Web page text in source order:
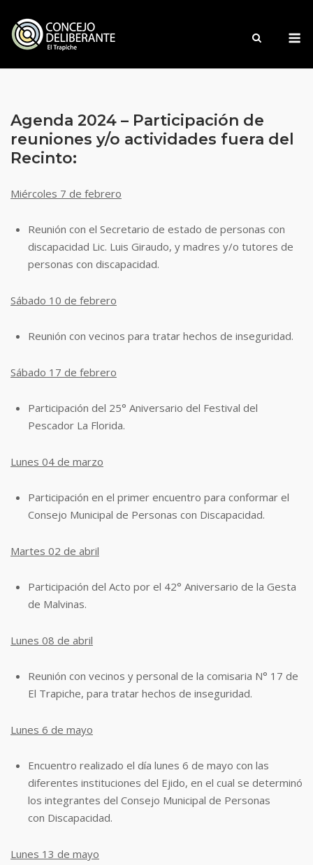
contenido
Agenda 2024 – Participación de
reuniones y/o actividades fuera del
Recinto:
Miércoles 7 de febrero
Reunión con el Secretario de estado de personas con
discapacidad Lic. Luis Giraudo, y madres y/o tutores de
personas con discapacidad.
Sábado 10 de febrero
Reunión con vecinos para tratar hechos de inseguridad.
Sábado 17 de febrero
Participación del 25° Aniversario del Festival del
Pescador La Florida.
Lunes 04 de marzo
Participación en el primer encuentro para conformar el
Consejo Municipal de Personas con Discapacidad.
Martes 02 de abril
Participación del Acto por el 42° Aniversario de la Gesta
de Malvinas.
Lunes 08 de abril
Reunión con vecinos y personal de la comisaria N° 17 de
El Trapiche, para tratar hechos de inseguridad.
Lunes 6 de mayo
Encuentro realizado el día lunes 6 de mayo con las
diferentes instituciones del Ejido, en el cual se determinó
los integrantes del Consejo Municipal de Personas
con Discapacidad.
Lunes 13 de mayo